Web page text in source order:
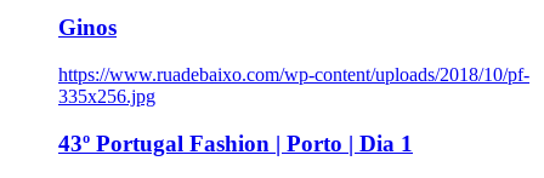
Ginos
https://www.ruadebaixo.com/wp-content/uploads/2018/10/pf-
335x256.jpg
43º Portugal Fashion | Porto | Dia 1